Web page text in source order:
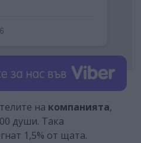
на компанията,
души. Така
1,5% от щата.